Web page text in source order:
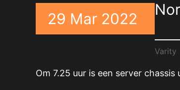
29 Mar 2022
Varity
Om 7.25 uur is een server